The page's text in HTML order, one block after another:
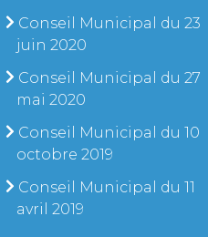
Conseil Municipal du 23
juin 2020
Conseil Municipal du 27
mai 2020
Conseil Municipal du 10
octobre 2019
Conseil Municipal du 11
avril 2019